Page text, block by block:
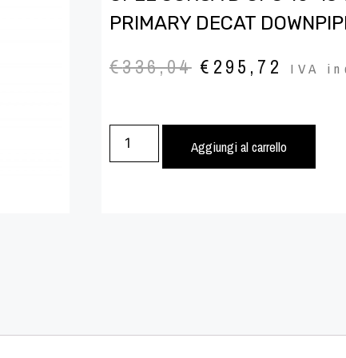
PRIMARY DECAT
€336,04 € 295,72 IVA
Aggiungi al carrello